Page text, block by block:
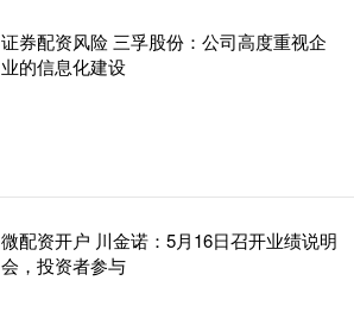
证券配资风险 三孚股份：公司高度重视企
业的信息化建设
微配资开户 川金诺：5月16日召开业绩说明
会，投资者参与